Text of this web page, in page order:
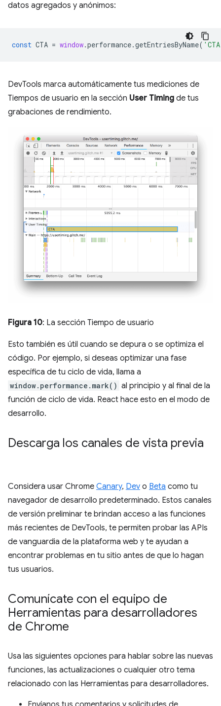
datos agregados y anónimos:
const CTA = window.performance.getEntriesByName(
DevTools marca automáticamente tus mediciones de
Tiempos de usuario en la sección User Timing de tus
grabaciones de rendimiento.
Figura 10: La sección Tiempo de usuario
Esto también es útil cuando se depura o se optimiza el
código. Por ejemplo, si deseas optimizar una fase
específica de tu ciclo de vida, llama a
window.performance.mark() al principio y al final de la
función de ciclo de vida. React hace esto en el modo de
desarrollo.
Descarga los canales de vista previa
Considera usar Chrome Canary, Dev o Beta como tu
navegador de desarrollo predeterminado. Estos canales
de versión preliminar te brindan acceso a las funciones
más recientes de DevTools, te permiten probar las APIs
de vanguardia de la plataforma web y te ayudan a
encontrar problemas en tu sitio antes de que lo hagan
tus usuarios.
Comunícate con el equipo de
Herramientas para desarrolladores
de Chrome
Usa las siguientes opciones para hablar sobre las nuevas
funciones, las actualizaciones o cualquier otro tema
relacionado con las Herramientas para desarrolladores.